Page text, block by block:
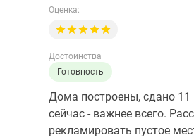
Оценка:
Достоинства
Готовность
Дома построены, сдано 11
сейчас - важнее всего.
рекламировать пустое